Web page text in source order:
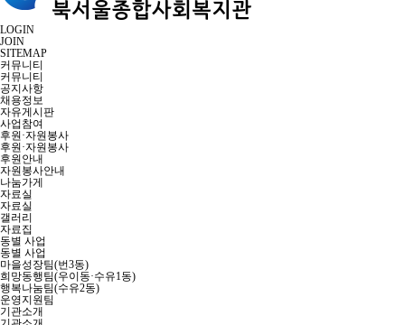
LOGIN
JOIN
SITEMAP
커뮤니티
커뮤니티
공지사항
채용정보
자유게시판
사업참여
후원·자원봉사
후원·자원봉사
후원안내
자원봉사안내
나눔가게
자료실
자료실
갤러리
자료집
동별 사업
동별 사업
마을성장팀(번3동)
희망동행팀(우이동·수유1동)
행복나눔팀(수유2동)
운영지원팀
기관소개